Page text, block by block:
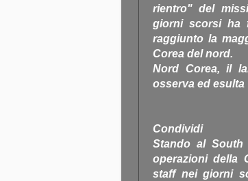
rientro" del
giorni scorsi ha
raggiunto la
Corea del nord.
Nord Corea, il
osserva ed esulta
Condividi
Stando al South
operazioni della
staff nei giorni